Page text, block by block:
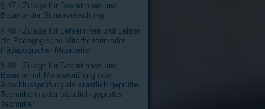
§ 47 - Zulage für Beamtinnen und
Beamte der Steuerverwaltung
§ 48 - Zulage für Lehrerinnen und Lehrer
als Pädagogische Mitarbeiterin oder
Pädagogischer Mitarbeiter
§ 49 - Zulage für Beamtinnen und
Beamte mit Meisterprüfung oder
Abschlussprüfung als staatlich geprüfte
Technikerin oder staatlich geprüfter
Techniker